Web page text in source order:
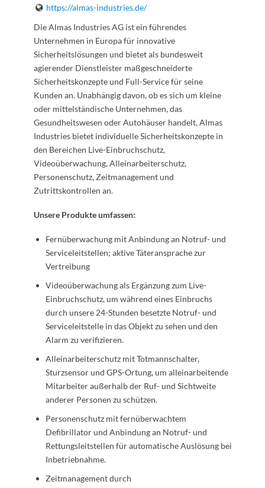
https://almas-industries.de/
Die Almas Industries AG ist ein führendes
Unternehmen in Europa für innovative
Sicherheitslösungen und bietet als bundesweit
agierender Dienstleister maßgeschneiderte
Sicherheitskonzepte und Full-Service für seine
Kunden an. Unabhängig davon, ob es sich um kleine
oder mittelständische Unternehmen, das
Gesundheitswesen oder Autohäuser handelt, Almas
Industries bietet individuelle Sicherheitskonzepte in
den Bereichen Live-Einbruchschutz,
Videoüberwachung, Alleinarbeiterschutz,
Personenschutz, Zeitmanagement und
Zutrittskontrollen an.
Unsere Produkte umfassen:
Fernüberwachung mit Anbindung an Notruf- und
Serviceleitstellen; aktive Täteransprache zur
Vertreibung
Videoüberwachung als Ergänzung zum Live-
Einbruchschutz, um während eines Einbruchs
durch unsere 24-Stunden besetzte Notruf- und
Serviceleitstelle in das Objekt zu sehen und den
Alarm zu verifizieren.
Alleinarbeiterschutz mit Totmannschalter,
Sturzsensor und GPS-Ortung, um alleinarbeitende
Mitarbeiter außerhalb der Ruf- und Sichtweite
anderer Personen zu schützen.
Personenschutz mit fernüberwachtem
Defibrillator und Anbindung an Notruf- und
Rettungsleitstellen für automatische Auslösung bei
Inbetriebnahme.
Zeitmanagement durch